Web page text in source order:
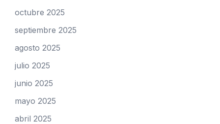
octubre 2025
septiembre 2025
agosto 2025
julio 2025
junio 2025
mayo 2025
abril 2025